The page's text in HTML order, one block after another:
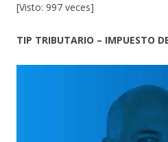
[Visto: 997 veces]
TIP TRIBUTARIO – IMPUESTO